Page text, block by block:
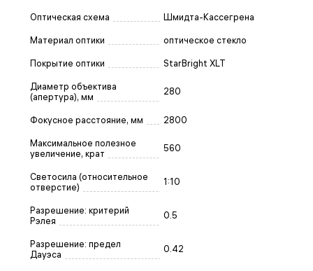
Оптическая схема Шмидта-Кассегрена
Материал оптики оптическое стекло
Покрытие оптики StarBright XLT
Диаметр объектива
(апертура), мм
280
Фокусное расстояние, мм 2800
Максимальное полезное
увеличение, крат
560
Светосила (относительное
отверстие)
1:10
Разрешение: критерий
Рэлея
0.5
Разрешение: предел
Дауэса
0.42